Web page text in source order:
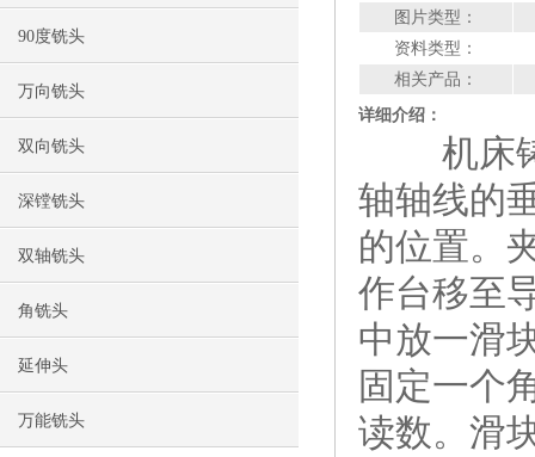
90度铣头
万向铣头
双向铣头
深镗铣头
双轴铣头
角铣头
延伸头
万能铣头
图片类型：
资料类型：
相关产品：
详细介绍：
机床铸
轴轴线的
的位置。
作台移至
中放一滑
固定一个
读数。滑